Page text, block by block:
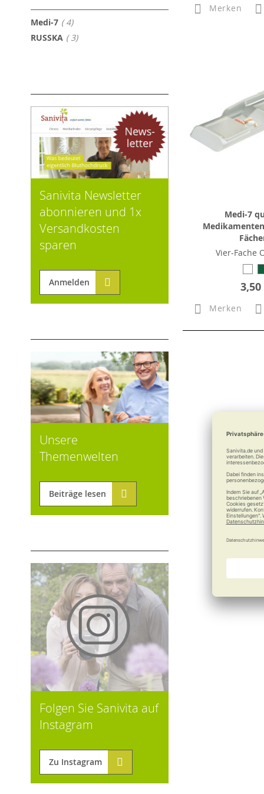
Merken
Medi-7
Vier-Fache
3,50
Merken
Medi-7 4Artikel
RUSSKA 3Artikel
Sanivita Newsletter
abonnieren und 1x
Versandkosten
sparen
Anmelden
Unsere
Themenwelten
Beiträge lesen
Folgen Sie Sanivita auf
Instagram
Zu Instagram